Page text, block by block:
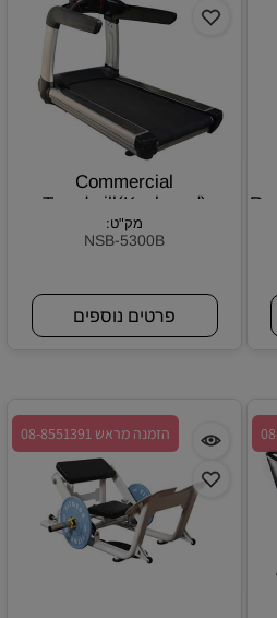
Commercial
Treadmill(Keyborad)
מק"ט:
NSB-5300B
פרטים נוספים
הזמנה מראש 08-8551391